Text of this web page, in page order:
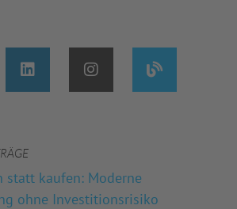
statt kaufen: Moderne
ohne Investitionsrisiko